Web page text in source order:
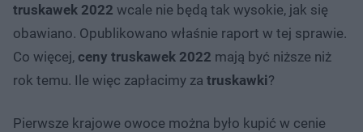
truskawek 2022 wcale nie będą tak wysokie, jak się
obawiano. Opublikowano właśnie raport w tej sprawie.
Co więcej, ceny truskawek 2022 mają być niższe niż
rok temu. Ile więc zapłacimy za truskawki?
Pierwsze krajowe owoce można było kupić w cenie